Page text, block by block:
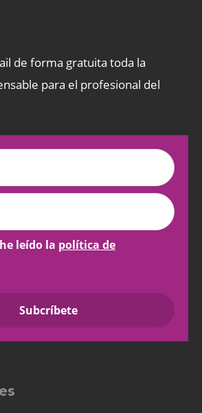
de forma gratuita toda la
para el profesional del
leído la política de